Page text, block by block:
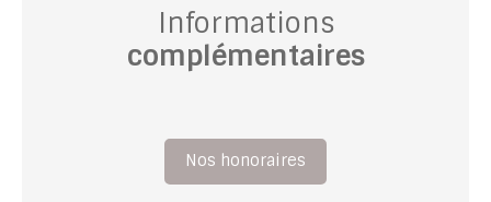
Informations
complémentaires
Nos honoraires